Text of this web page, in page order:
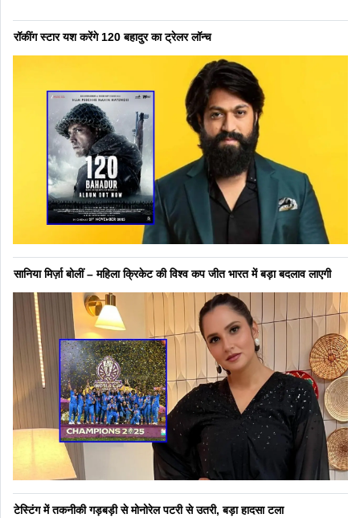
रॉकींग स्टार यश करेंगे 120 बहादुर का ट्रेलर लॉन्च
सानिया मिर्ज़ा बोलीं – महिला क्रिकेट की विश्व कप जीत भारत में बड़ा बदलाव लाएगी
टेस्टिंग में तकनीकी गड़बड़ी से मोनोरेल पटरी से उतरी, बड़ा हादसा टला